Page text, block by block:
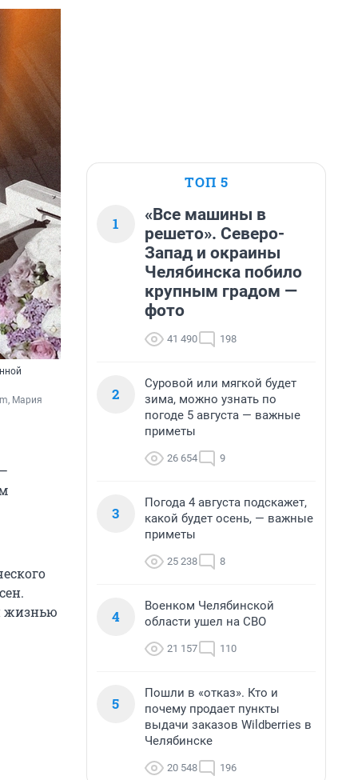
Мария
жизнью
ТОП 5
1
«Все машины в
решето». Северо-
Запад и окраины
Челябинска побило
крупным градом —
фото
41 490 198
2
Суровой или мягкой будет
зима, можно узнать по
погоде 5 августа — важные
приметы
26 654 9
3
Погода 4 августа подскажет,
какой будет осень, — важные
приметы
25 238 8
4
Военком Челябинской
области ушел на СВО
21 157 110
5
Пошли в «отказ». Кто и
почему продает пункты
выдачи заказов Wildberries в
Челябинске
20 548 196